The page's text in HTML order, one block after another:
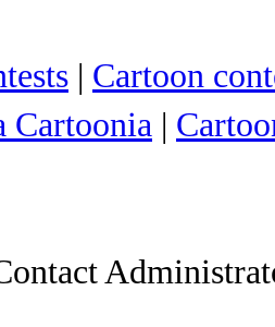
| Cartoon
Cartoonia |